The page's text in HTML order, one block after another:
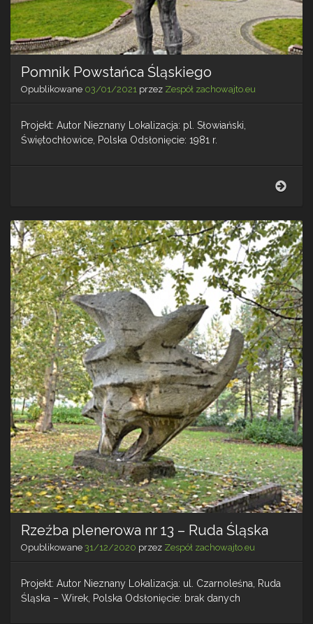
Pomnik Powstańca Śląskiego
Opublikowane 03/01/2021 przez Zespół zachowajto.eu
Projekt: Autor Nieznany Lokalizacja: pl. Słowiański,
Świętochłowice, Polska Odsłonięcie: 1981 r.
Rzeźba plenerowa nr 13 – Ruda Śląska
Opublikowane 31/12/2020 przez Zespół zachowajto.eu
Projekt: Autor Nieznany Lokalizacja: ul. Czarnoleśna, Ruda
Śląska – Wirek, Polska Odsłonięcie: brak danych